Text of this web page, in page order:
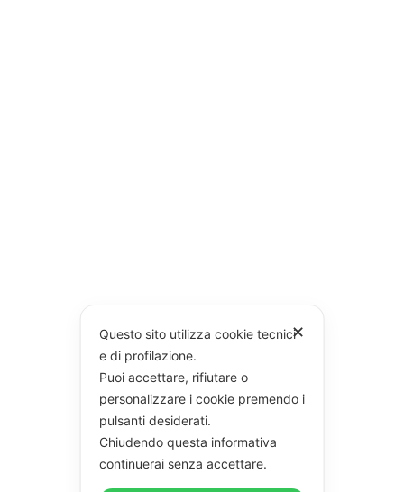
✕
Questo sito utilizza cookie tecnici
e di profilazione.
Puoi accettare, rifiutare o
personalizzare i cookie premendo i
pulsanti desiderati.
Chiudendo questa informativa
continuerai senza accettare.